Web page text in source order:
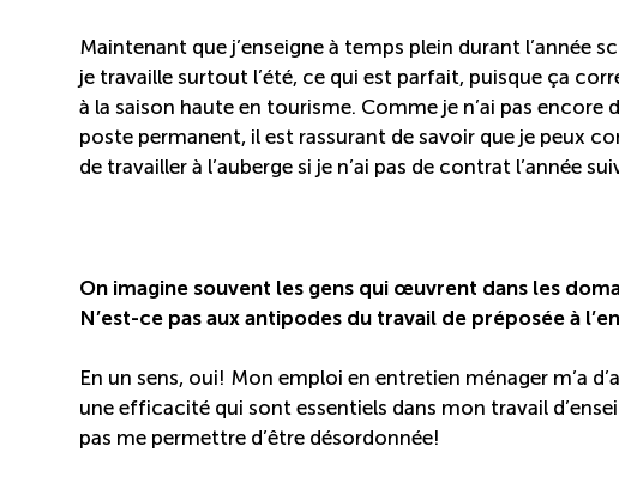
Maintenant que j’enseigne à temps plein durant l’année
je travaille surtout l’été, ce qui est parfait, puisque ça
à la saison haute en tourisme. Comme je n’ai pas encore
poste permanent, il est rassurant de savoir que je peux
de travailler à l’auberge si je n’ai pas de contrat l’année
On imagine souvent les gens qui œuvrent dans les
N’est-ce pas aux antipodes du travail de préposée à
En un sens, oui! Mon emploi en entretien ménager m’a
une efficacité qui sont essentiels dans mon travail
pas me permettre d’être désordonnée!